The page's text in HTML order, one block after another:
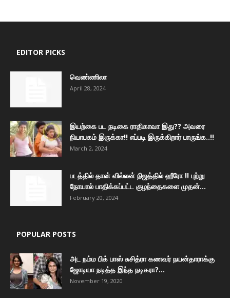
EDITOR PICKS
வெண்ணிலா
April 28, 2024
இயற்கை பட நடிகை ராதிகாவா இது?? அவரை
நியாபகம் இருக்கா!! எப்படி இருக்கிறார் பாருங்க..!!
March 2, 2024
படத்தில் தான் வில்லன் நிஜத்தில் ஹீரோ !! புற்று
நோயால் பாதிக்கப்பட்ட குழந்தைகளை முதன்...
February 20, 2024
POPULAR POSTS
அட நம்ம பிக் பாஸ் சுசித்ரா கணவர் நயன்தாராக்கு
ஜோடியா நடித்த இந்த நடிகரா?...
November 19, 2020